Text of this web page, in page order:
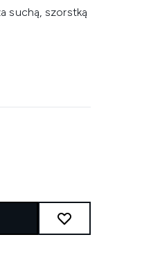
suchą, szorstką